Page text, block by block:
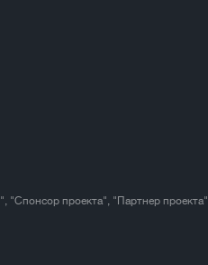
проекта", "Партнер